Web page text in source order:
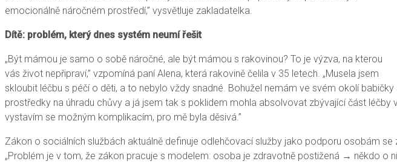
emocionálně náročném prostředí,” vysvětluje zakladatelka.
Dítě: problém, který dnes systém neumí řešit
„Být mámou je samo o sobě náročné, ale být mámou s rakovinou? To je výzva, na kterou
vás život nepřipraví,” vzpomíná paní Alena, která rakovině čelila v 35 letech. „Musela jsem
skloubit léčbu s péčí o děti, a to nebylo vždy snadné. Bohužel nemám ve svém okolí
prostředky na úhradu chůvy a já jsem tak s poklidem mohla absolvovat zbývající část
vystavím se možným komplikacím, pro mě byla děsivá.”
Zákon o sociálních službách aktuálně definuje odlehčovací služby jako podporu osobám
„Problém je v tom, že zákon pracuje s modelem: osoba je zdravotně postižená → někdo o